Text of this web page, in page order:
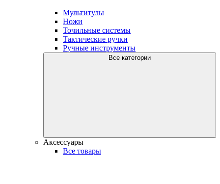
Мультитулы
Ножи
Точильные системы
Тактические ручки
Ручные инструменты
Все категории
Аксессуары
Все товары